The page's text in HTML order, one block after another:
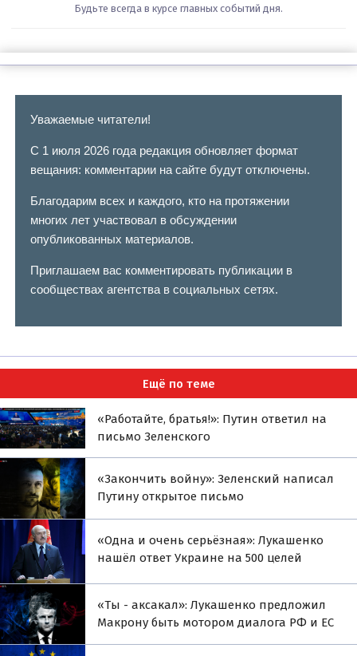
Будьте всегда в курсе главных событий дня.
Уважаемые читатели!
С 1 июля 2026 года редакция обновляет формат
вещания: комментарии на сайте будут отключены.
Благодарим всех и каждого, кто на протяжении
многих лет участвовал в обсуждении
опубликованных материалов.
Приглашаем вас комментировать публикации в
сообществах агентства в социальных сетях.
Ещё по теме
«Работайте, братья!»: Путин ответил на
письмо Зеленского
«Закончить войну»: Зеленский написал
Путину открытое письмо
«Одна и очень серьёзная»: Лукашенко
нашёл ответ Украине на 500 целей
«Ты - аксакал»: Лукашенко предложил
Макрону быть мотором диалога РФ и ЕС